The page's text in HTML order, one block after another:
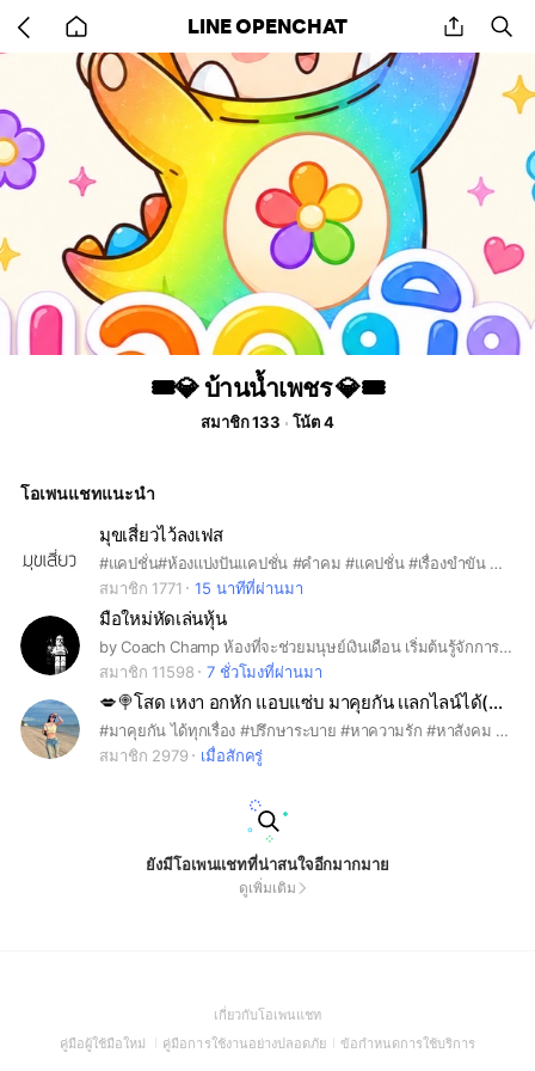
back
to
home
LINE OPENCHAT share
🎟️💎 บ้านน้ำเพชร 💎🎟️
สมาชิก 133 โน้ต 4
โอเพนแชทแนะนำ
มุขเสี่ยวไว้ลงเฟส
#แคปชั่น#ห้องแบ่งปันแคปชั่น #คำคม #แคปชั่น #เรื่องขำขัน #เรื่องตลก #คลิปตลก #ภาพตลก #ตลกขำขัน #เรื่องทะเล้น #คนเหงา #คนแซ่บ #คนโสด #คนมีคู่ #คนนอนดึก #ท่องเที่ยว #ปาร์ตี้ #แซ่บ #ขำขัน #เฮฮาไร้สาระ #ขำขันสนุก #พูดคุยทั่วไป #คุยเล่น #เพื่อน #เล่นมุข #นัดดื่มนัดเมา #ฟังเพลง #มิวสิค #ทะลึ่ง #คลายเครียด #คนแซ่บ #วัยทำงาน #มีม #ส่งมีม #ภาพมีม
สมาชิก 1771
15 นาทีที่ผ่านมา
มือใหม่หัดเล่นหุ้น
by Coach Champ ห้องที่จะช่วยมนุษย์เงินเดือน เริ่มต้นรู้จักการลงทุนหุ้นแบบง่ายๆครับ
สมาชิก 11598
7 ชั่วโมงที่ผ่านมา
💋🍭โสด เหงา อกหัก แอบแซ่บ มาคุยกัน เเลกไลน์ได้(ตามกฏ)💋🍭🦪
#มาคุยกัน ได้ทุกเรื่อง #ปรึกษาระบาย #หาความรัก #หาสังคม #หามิตรภาพ #รับทุกเพศ ทุกอาชีพ คุยเฮฮาสนุก พี่น้อง #ขอรับอายุ 16 ขึ้นไปนะคะ #ใช้คำสุภาพ ใช้รูปเหมาะสม (รูปจริงของตัวเอง) #รัก#โสด#เหงา#เเอบเเซ่บ#เเอบรัก#เเอบหวัง#เศร้า#เหงา#หาเพื่อน#หาคู่#คนมีคู่#คนเเอบรัก#คนเเอบชอบ#❤️#💋#🦪#🌈#🍭#🎀
สมาชิก 2979
เมื่อสักครู่
ยังมีโอเพนแชทที่น่าสนใจอีกมากมาย
ดูเพิ่มเติม
เกี่ยวกับโอเพนแชท(Open
in
คู่มือผู้ใช้มือใหม่
(Open
คู่มือการใช้งานอย่างปลอดภัย(Open
ข้อกำหนดการใช้บริการ(Open